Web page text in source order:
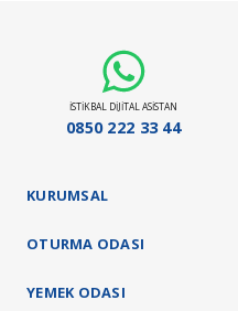
Yatak ürün grubumuz ise 21 gündür.
Stokta Olan Ürünler İçin Teslim Süresi
Teslimat ve kurulum işlemleri
İSTİKBAL DİJİTAL ASİSTAN
0850 222 33 44
KURUMSAL
OTURMA ODASI
YEMEK ODASI